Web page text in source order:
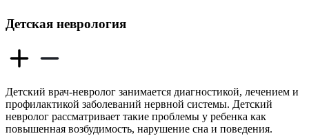
Детская неврология
Детский врач-невролог занимается диагностикой, лечением и
профилактикой заболеваний нервной системы. Детский
невролог рассматривает такие проблемы у ребенка как
повышенная возбудимость, нарушение сна и поведения.